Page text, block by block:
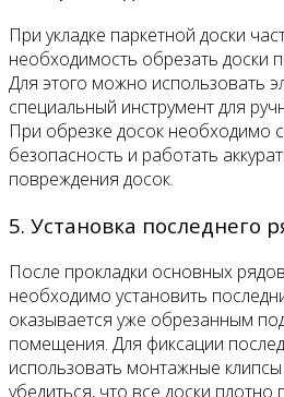
При укладке паркетной доски
необходимость обрезать доски
Для этого можно использовать
специальный инструмент для
При обрезке досок необходимо
безопасность и работать
повреждения досок.
5. Установка последнего
После прокладки основных
необходимо установить
оказывается уже обрезанным
помещения. Для фиксации
использовать монтажные
убедиться, что все доски плотно